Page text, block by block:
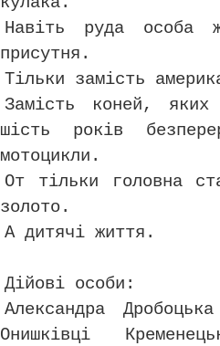
Навіть руда особа
присутня.
Тільки замість
Замість коней,
шість років
мотоцикли.
От тільки головна
золото.
А дитячі життя.
Дійові особи:
Александра
Онишківці